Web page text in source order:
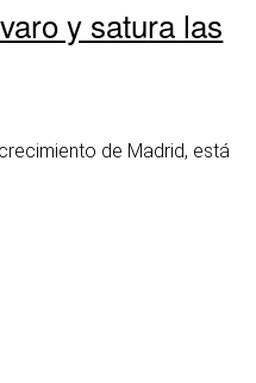
y satura las
de Madrid, está